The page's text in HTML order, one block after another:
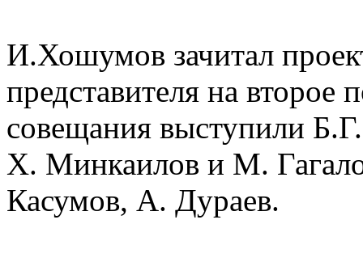
И.Хошумов зачитал
представителя на второе
совещания выступили
Х. Минкаилов и М.
Касумов, А. Дураев.